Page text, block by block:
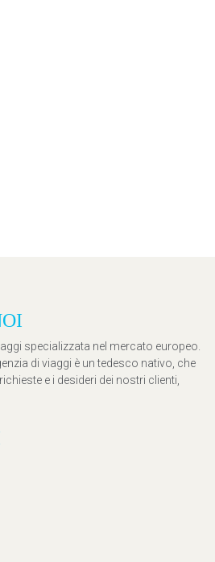
specializzata nel mercato europeo.
di viaggi è un tedesco nativo, che
e i desideri dei nostri clienti,